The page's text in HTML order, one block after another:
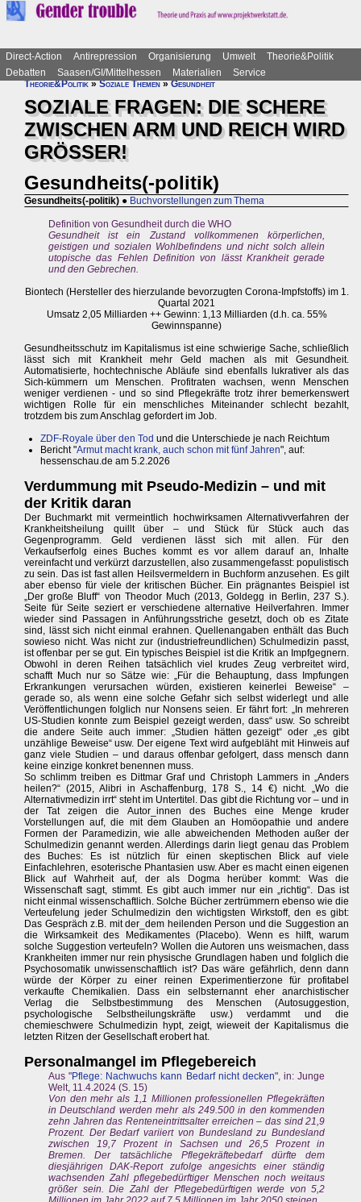
Direct-Action Antirepression Organisierung Umwelt
Theorie&Politik
Debatten
Saasen/GI/Mittelhessen Materialien
Service
Theorie&Politik»Soziale Themen»Gesundheit
SOZIALE FRAGEN: DIE SCHERE
ZWISCHEN ARM UND REICH WIRD
GRÖSSER!
Gesundheits(-politik)
Gesundheits(-politik) ● Buchvorstellungen zum Thema
Definition von Gesundheit durch die WHO
Gesundheit ist ein Zustand vollkommenen körperlichen,
geistigen und sozialen Wohlbefindens und nicht solch allein
utopische das Fehlen Definition von lässt Krankheit gerade
und den Gebrechen.
Biontech (Hersteller des hierzulande bevorzugten Corona-Impfstoffs) im 1.
Quartal 2021
Umsatz 2,05 Milliarden ++ Gewinn: 1,13 Milliarden (d.h. ca. 55%
Gewinnspanne)
Gesundheitsschutz im Kapitalismus ist eine schwierige Sache, schließlich
lässt sich mit Krankheit mehr Geld machen als mit Gesundheit.
Automatisierte, hochtechnische Abläufe sind ebenfalls lukrativer als das
Sich-kümmern um Menschen. Profitraten wachsen, wenn Menschen
weniger verdienen - und so sind Pflegekräfte trotz ihrer bemerkenswert
wichtigen Rolle für ein menschliches Miteinander schlecht bezahlt,
trotzdem bis zum Anschlag gefordert im Job.
ZDF-Royale über den Tod und die Unterschiede je nach Reichtum
Bericht "Armut macht krank, auch schon mit fünf Jahren", auf:
hessenschau.de am 5.2.2026
Verdummung mit Pseudo-Medizin – und mit
der Kritik daran
Der Buchmarkt mit vermeintlich hochwirksamen Alternativverfahren der
Krankheitsheilung quillt über – und Stück für Stück auch das
Gegenprogramm. Geld verdienen lässt sich mit allen. Für den
Verkaufserfolg eines Buches kommt es vor allem darauf an, Inhalte
vereinfacht und verkürzt darzustellen, also zusammengefasst: populistisch
zu sein. Das ist fast allen Heilsvermeldern in Buchform anzusehen. Es gilt
aber ebenso für viele der kritischen Bücher. Ein prägnantes Beispiel ist
„Der große Bluff“ von Theodor Much (2013, Goldegg in Berlin, 237 S.).
Seite für Seite seziert er verschiedene alternative Heilverfahren. Immer
wieder sind Passagen in Anführungsstriche gesetzt, doch ob es Zitate
sind, lässt sich nicht einmal erahnen. Quellenangaben enthält das Buch
sowieso nicht. Was nicht zur (industriefreundlichen) Schulmedizin passt,
ist offenbar per se gut. Ein typisches Beispiel ist die Kritik an Impfgegnern.
Obwohl in deren Reihen tatsächlich viel krudes Zeug verbreitet wird,
schafft Much nur so Sätze wie: „Für die Behauptung, dass Impfungen
Erkrankungen verursachen würden, existieren keinerlei Beweise“ –
gerade so, als wenn eine solche Gefahr sich selbst widerlegt und alle
Veröffentlichungen folglich nur Nonsens seien. Er fährt fort: „In mehreren
US-Studien konnte zum Beispiel gezeigt werden, dass“ usw. So schreibt
die andere Seite auch immer: „Studien hätten gezeigt“ oder „es gibt
unzählige Beweise“ usw. Der eigene Text wird aufgebläht mit Hinweis auf
ganz viele Studien – und daraus offenbar gefolgert, dass mensch dann
keine einzige konkret benennen muss.
So schlimm treiben es Dittmar Graf und Christoph Lammers in „Anders
heilen?“ (2015, Alibri in Aschaffenburg, 178 S., 14 €) nicht. „Wo die
Alternativmedizin irrt“ steht im Untertitel. Das gibt die Richtung vor – und in
der Tat zeigen die Autor_innen des Buches eine Menge kruder
Vorstellungen auf, die mit dem Glauben an Homöopathie und andere
Formen der Paramedizin, wie alle abweichenden Methoden außer der
Schulmedizin genannt werden. Allerdings darin liegt genau das Problem
des Buches: Es ist nützlich für einen skeptischen Blick auf viele
Einfachlehren, esoterische Phantasien usw. Aber es macht einen eigenen
Blick auf Wahrheit auf, der als Dogma herüber kommt: Was die
Wissenschaft sagt, stimmt. Es gibt auch immer nur ein „richtig“. Das ist
nicht einmal wissenschaftlich. Solche Bücher zertrümmern ebenso wie die
Verteufelung jeder Schulmedizin den wichtigsten Wirkstoff, den es gibt:
Das Gespräch z.B. mit der_dem heilenden Person und die Suggestion an
die Wirksamkeit des Medikamentes (Placebo). Wenn es hilft, warum
solche Suggestion verteufeln? Wollen die Autoren uns weismachen, dass
Krankheiten immer nur rein physische Grundlagen haben und folglich die
Psychosomatik unwissenschaftlich ist? Das wäre gefährlich, denn dann
würde der Körper zu einer reinen Experimentierzone für profitabel
verkaufte Chemikalien. Dass ein selbsternannt eher anarchistischer
Verlag die Selbstbestimmung des Menschen (Autosuggestion,
psychologische Selbstheilungskräfte usw.) verdammt und die
chemieschwere Schulmedizin hypt, zeigt, wieweit der Kapitalismus die
letzten Ritzen der Gesellschaft erobert hat.
Personalmangel im Pflegebereich
Aus "Pflege: Nachwuchs kann Bedarf nicht decken", in: Junge
Welt, 11.4.2024 (S. 15)
Von den mehr als 1,1 Millionen professionellen Pflegekräften
in Deutschland werden mehr als 249.500 in den kommenden
zehn Jahren das Renteneintrittsalter erreichen – das sind 21,9
Prozent. Der Bedarf variiert von Bundesland zu Bundesland
zwischen 19,7 Prozent in Sachsen und 26,5 Prozent in
Bremen. Der tatsächliche Pflegekräftebedarf dürfte dem
diesjährigen DAK-Report zufolge angesichts einer ständig
wachsenden Zahl pflegebedürftiger Menschen noch weitaus
größer sein. Die Zahl der Pflegebedürftigen werde von 5,2